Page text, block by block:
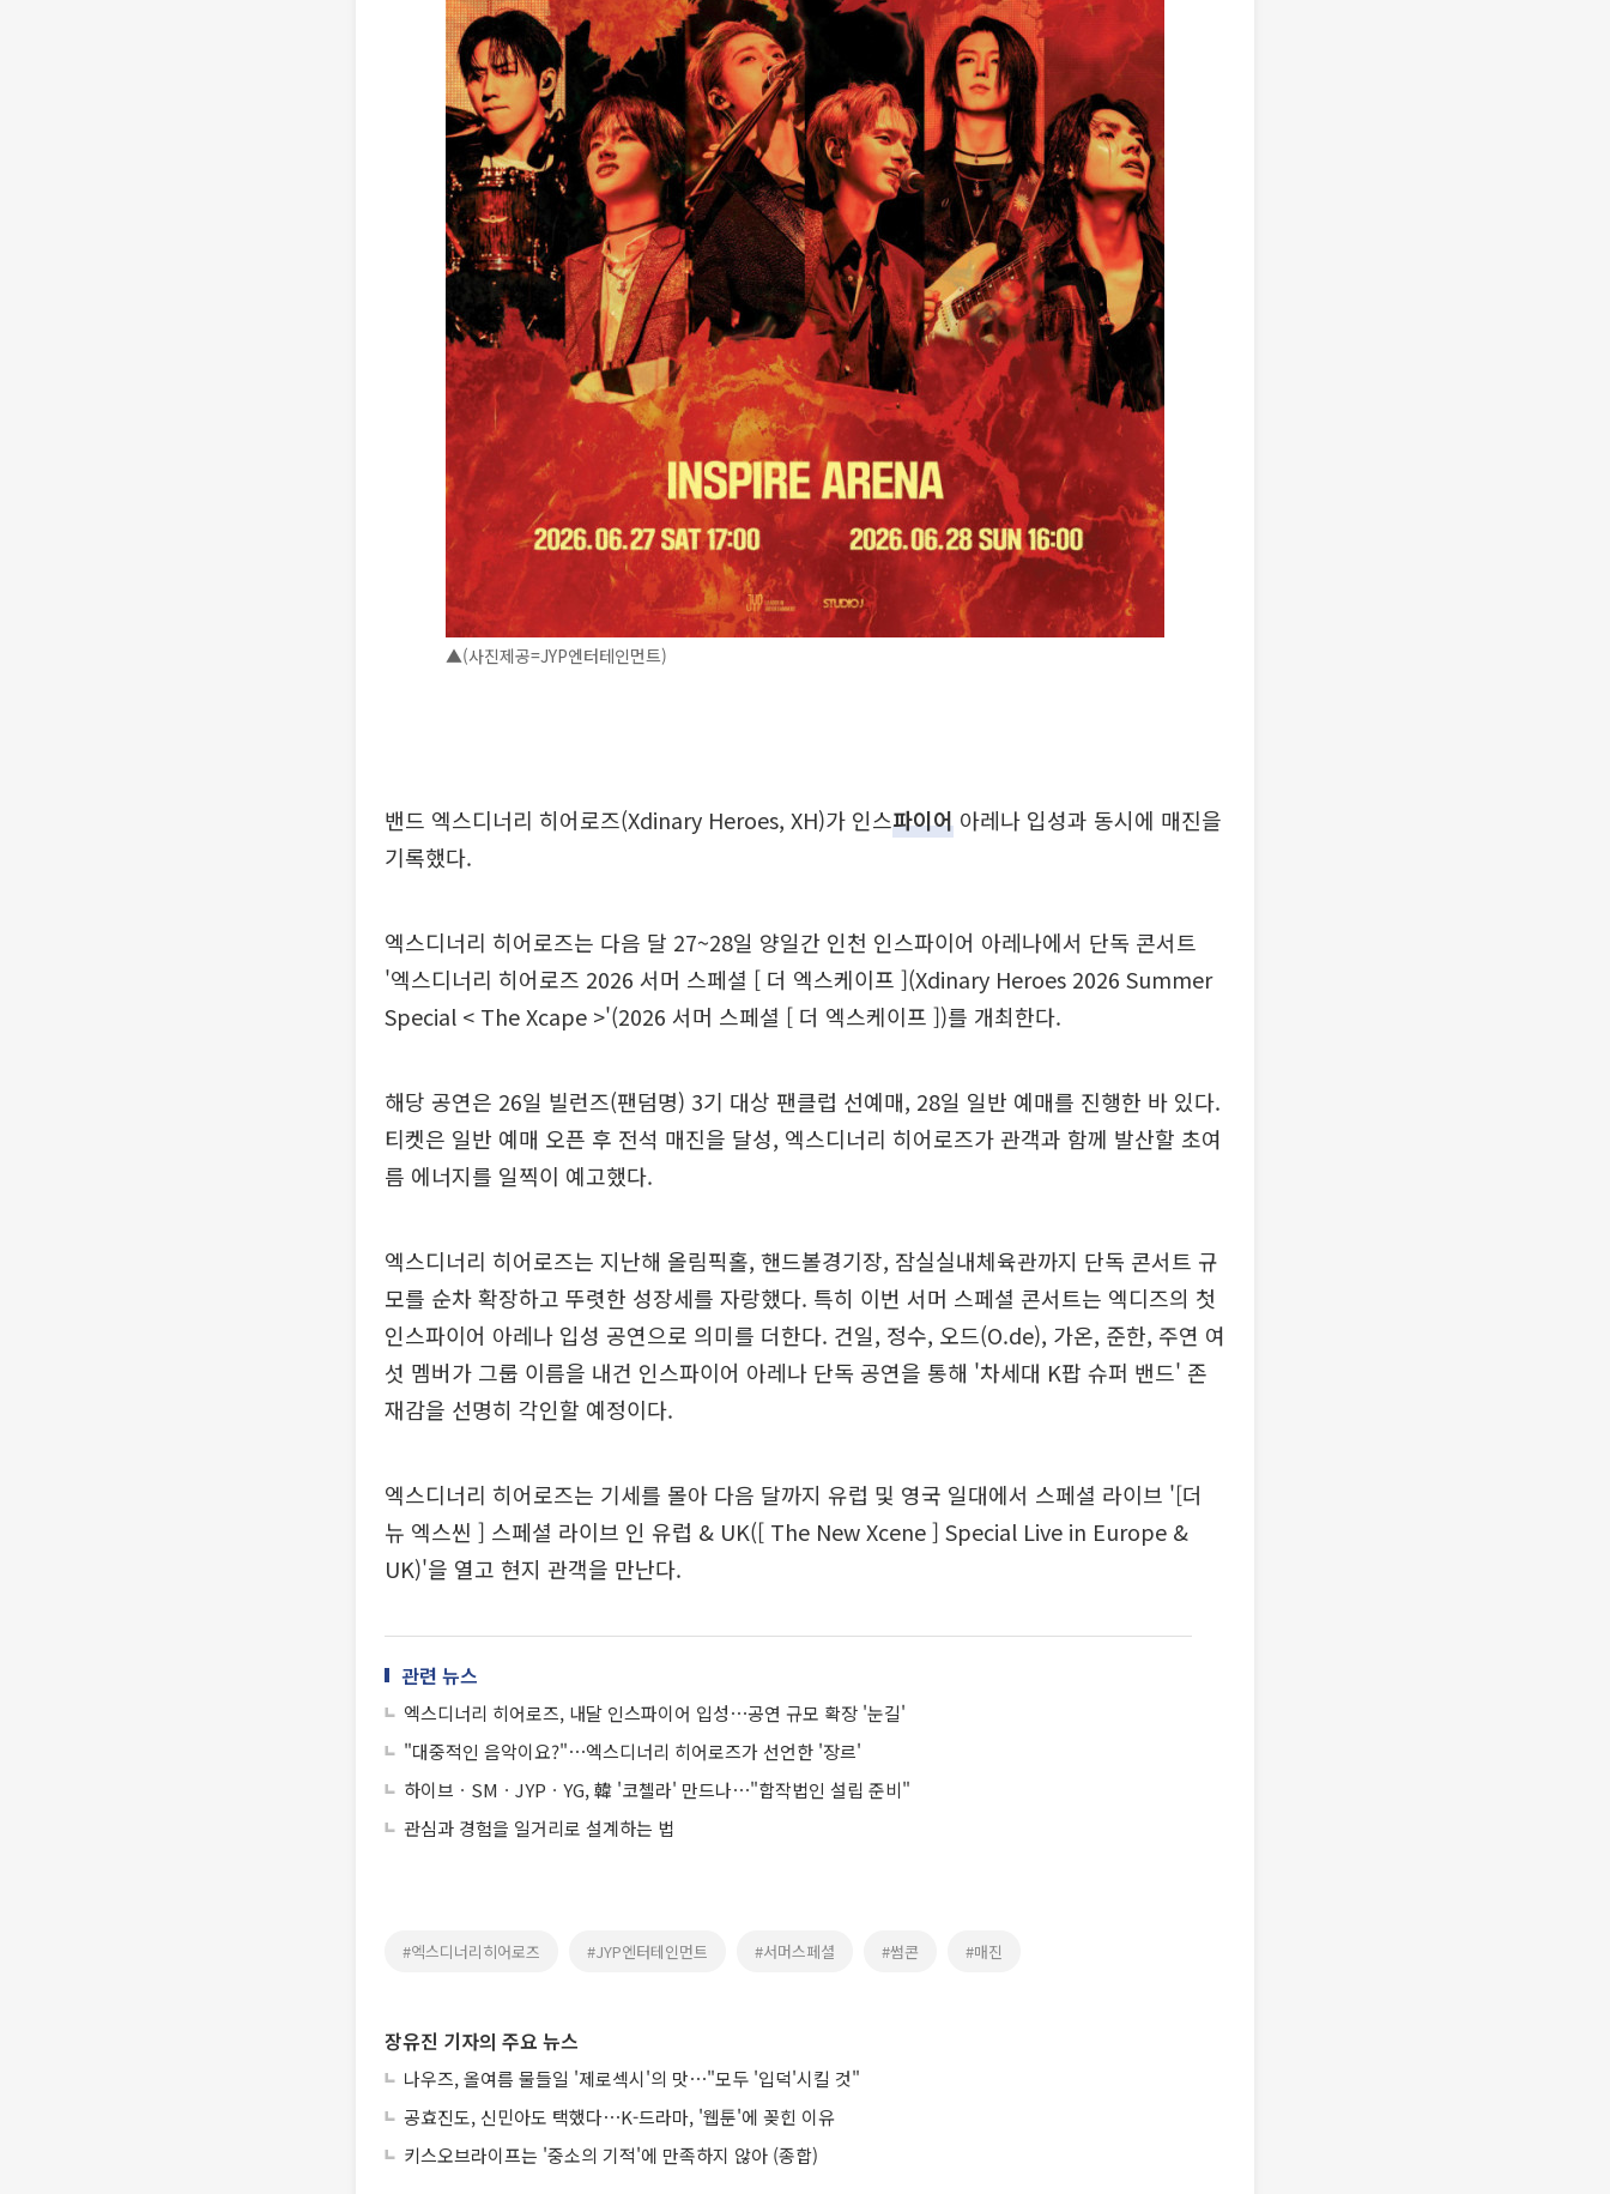
▲(사진제공=JYP엔터테인먼트)
밴드 엑스디너리 히어로즈(Xdinary Heroes, XH)가 인스파이어 아레나 입성과 동시에 매진을
기록했다.
엑스디너리 히어로즈는 다음 달 27~28일 양일간 인천 인스파이어 아레나에서 단독 콘서트
'엑스디너리 히어로즈 2026 서머 스페셜 [ 더 엑스케이프 ](Xdinary Heroes 2026 Summer
Special < The Xcape >'(2026 서머 스페셜 [ 더 엑스케이프 ])를 개최한다.
해당 공연은 26일 빌런즈(팬덤명) 3기 대상 팬클럽 선예매, 28일 일반 예매를 진행한 바 있다.
티켓은 일반 예매 오픈 후 전석 매진을 달성, 엑스디너리 히어로즈가 관객과 함께 발산할 초여
름 에너지를 일찍이 예고했다.
엑스디너리 히어로즈는 지난해 올림픽홀, 핸드볼경기장, 잠실실내체육관까지 단독 콘서트 규
모를 순차 확장하고 뚜렷한 성장세를 자랑했다. 특히 이번 서머 스페셜 콘서트는 엑디즈의 첫
인스파이어 아레나 입성 공연으로 의미를 더한다. 건일, 정수, 오드(O.de), 가온, 준한, 주연 여
섯 멤버가 그룹 이름을 내건 인스파이어 아레나 단독 공연을 통해 '차세대 K팝 슈퍼 밴드' 존
재감을 선명히 각인할 예정이다.
엑스디너리 히어로즈는 기세를 몰아 다음 달까지 유럽 및 영국 일대에서 스페셜 라이브 '[더
뉴 엑스씬 ] 스페셜 라이브 인 유럽 & UK([ The New Xcene ] Special Live in Europe &
UK)'을 열고 현지 관객을 만난다.
관련 뉴스
엑스디너리 히어로즈, 내달 인스파이어 입성⋯공연 규모 확장 '눈길'
"대중적인 음악이요?"⋯엑스디너리 히어로즈가 선언한 '장르'
하이브ㆍSMㆍJYPㆍYG, 韓 '코첼라' 만드나⋯"합작법인 설립 준비"
관심과 경험을 일거리로 설계하는 법
#엑스디너리히어로즈 #JYP엔터테인먼트 #서머스페셜 #썸콘 #매진
장유진 기자의 주요 뉴스
나우즈, 올여름 물들일 '제로섹시'의 맛⋯"모두 '입덕'시킬 것"
공효진도, 신민아도 택했다⋯K-드라마, '웹툰'에 꽂힌 이유
키스오브라이프는 '중소의 기적'에 만족하지 않아 (종합)